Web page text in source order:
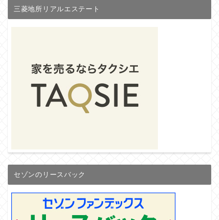
三菱地所リアルエステート
セゾンのリースバック